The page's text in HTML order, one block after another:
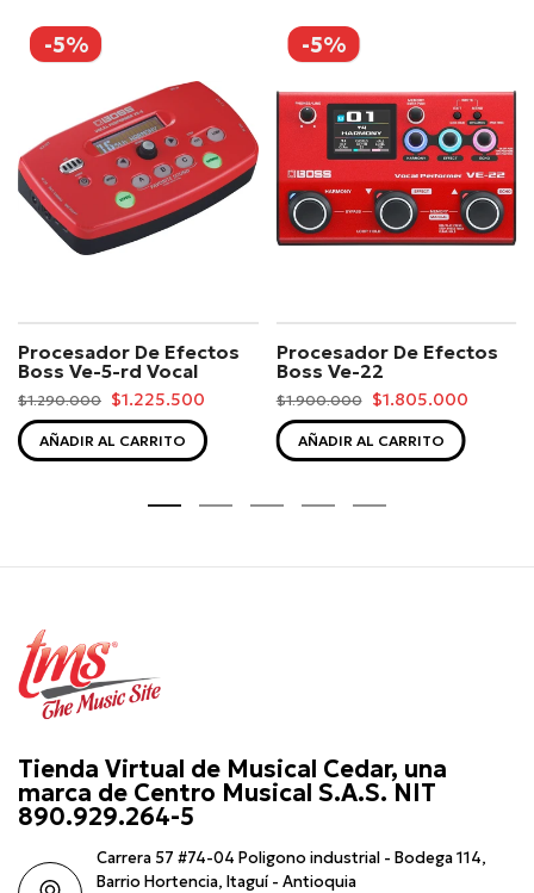
-5%
Procesador De Efectos
Boss Ve-5-rd Vocal
$1.290.000 $1.225.500
AÑADIR AL CARRITO
-5%
Procesador De Efectos
Boss Ve-22
$1.900.000 $1.805.000
AÑADIR AL CARRITO
Tienda Virtual de Musical Cedar, una
marca de Centro Musical S.A.S. NIT
890.929.264-5
Carrera 57 #74-04 Poligono industrial - Bodega 114,
Barrio Hortencia, Itaguí - Antioquia